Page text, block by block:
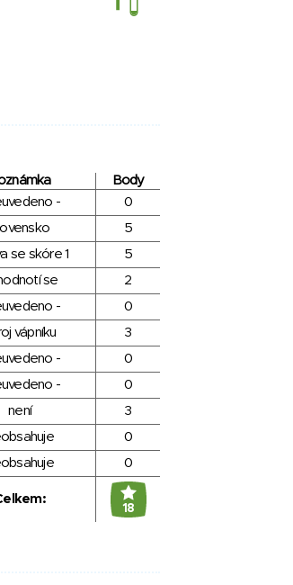
Body
-
0
5
se skóre 1
5
se
2
-
0
vápníku
3
-
0
-
0
není
3
0
0
18